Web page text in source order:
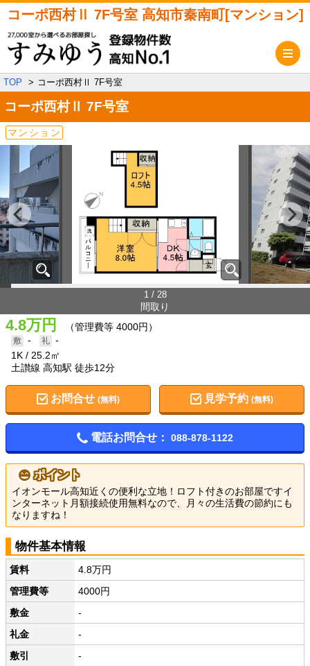
コーポ西村Ⅱ 7F号室 高知市秦南町[マンション]
TOP コーポ西村Ⅱ 7F号室
コーポ西村Ⅱ 7F号室
マンション
1 / 28
間取り
4.8万円 （管理費等 4000円）
-
-
1K
25.2㎡
土讃線 高知駅 徒歩12分
お問合せ (無料) 見学予約(無料)
電話お問合せ： 088-878-1122
ポイント
イオンモール高知近くの便利な立地！ロフト付きのお部屋ですイ
ンターネット月額接続使用無料なので、月々の生活費の節約にも
なりますね！
物件基本情報
賃料
4.8万円
管理費等
4000円
敷金
-
礼金
-
敷引
-